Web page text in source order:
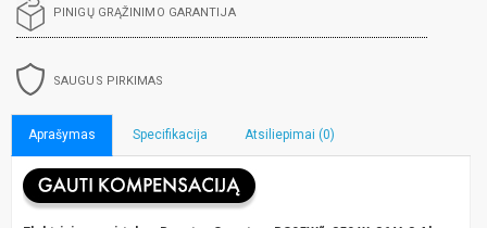
PINIGŲ GRĄŽINIMO GARANTIJA
SAUGUS PIRKIMAS
Aprašymas Specifikacija Atsiliepimai (0)